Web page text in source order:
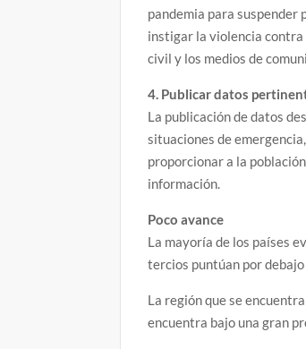
pandemia para suspender
instigar la violencia contra
civil y los medios de
4. Publicar datos
La publicación de datos
situaciones de
proporcionar a la población
información.
Poco avance
La mayoría de los países
tercios puntúan por
La región que se
encuentra bajo una gran